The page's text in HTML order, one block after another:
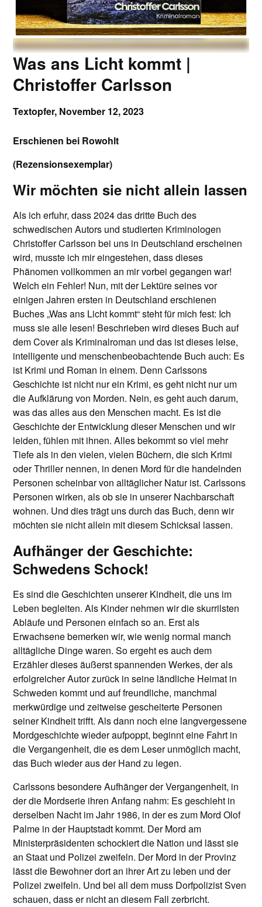
Was ans Licht kommt |
Christoffer Carlsson
Textopfer, November 12, 2023
Erschienen bei Rowohlt
(Rezensionsexemplar)
Wir möchten sie nicht allein lassen
Als ich erfuhr, dass 2024 das dritte Buch des
schwedischen Autors und studierten Kriminologen
Christoffer Carlsson bei uns in Deutschland erscheinen
wird, musste ich mir eingestehen, dass dieses
Phänomen vollkommen an mir vorbei gegangen war!
Welch ein Fehler! Nun, mit der Lektüre seines vor
einigen Jahren ersten in Deutschland erschienen
Buches „Was ans Licht kommt“ steht für mich fest: Ich
muss sie alle lesen! Beschrieben wird dieses Buch auf
dem Cover als Kriminalroman und das ist dieses leise,
intelligente und menschenbeobachtende Buch auch: Es
ist Krimi und Roman in einem. Denn Carlssons
Geschichte ist nicht nur ein Krimi, es geht nicht nur um
die Aufklärung von Morden. Nein, es geht auch darum,
was das alles aus den Menschen macht. Es ist die
Geschichte der Entwicklung dieser Menschen und wir
leiden, fühlen mit ihnen. Alles bekommt so viel mehr
Tiefe als in den vielen, vielen Büchern, die sich Krimi
oder Thriller nennen, in denen Mord für die handelnden
Personen scheinbar von alltäglicher Natur ist. Carlssons
Personen wirken, als ob sie in unserer Nachbarschaft
wohnen. Und dies trägt uns durch das Buch, denn wir
möchten sie nicht allein mit diesem Schicksal lassen.
Aufhänger der Geschichte:
Schwedens Schock!
Es sind die Geschichten unserer Kindheit, die uns im
Leben begleiten. Als Kinder nehmen wir die skurrilsten
Abläufe und Personen einfach so an. Erst als
Erwachsene bemerken wir, wie wenig normal manch
alltägliche Dinge waren. So ergeht es auch dem
Erzähler dieses äußerst spannenden Werkes, der als
erfolgreicher Autor zurück in seine ländliche Heimat in
Schweden kommt und auf freundliche, manchmal
merkwürdige und zeitweise gescheiterte Personen
seiner Kindheit trifft. Als dann noch eine langvergessene
Mordgeschichte wieder aufpoppt, beginnt eine Fahrt in
die Vergangenheit, die es dem Leser unmöglich macht,
das Buch wieder aus der Hand zu legen.
Carlssons besondere Aufhänger der Vergangenheit, in
der die Mordserie ihren Anfang nahm: Es geschieht in
derselben Nacht im Jahr 1986, in der es zum Mord Olof
Palme in der Hauptstadt kommt. Der Mord am
Ministerpräsidenten schockiert die Nation und lässt sie
an Staat und Polizei zweifeln. Der Mord in der Provinz
lässt die Bewohner dort an ihrer Art zu leben und der
Polizei zweifeln. Und bei all dem muss Dorfpolizist Sven
schauen, dass er nicht an diesem Fall zerbricht.